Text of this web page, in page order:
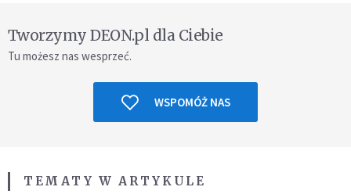
Tworzymy DEON.pl dla Ciebie
Tu możesz nas wesprzeć.
WSPOMÓŻ NAS
TEMATY W ARTYKULE